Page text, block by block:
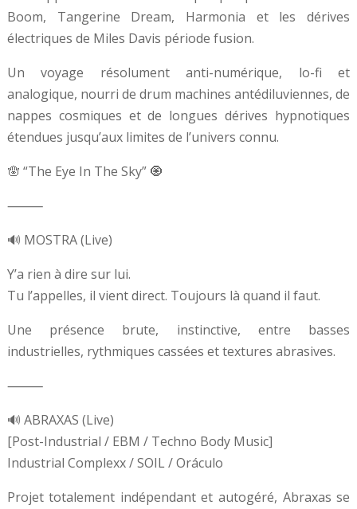
Boom, Tangerine Dream, Harmonia et les dérives
électriques de Miles Davis période fusion.
Un voyage résolument anti-numérique, lo-fi et
analogique, nourri de drum machines antédiluviennes, de
nappes cosmiques et de longues dérives hypnotiques
étendues jusqu’aux limites de l’univers connu.
🪬 “The Eye In The Sky” 🧿
⸻
🔊 MOSTRA (Live)
Y’a rien à dire sur lui.
Tu l’appelles, il vient direct. Toujours là quand il faut.
Une présence brute, instinctive, entre basses
industrielles, rythmiques cassées et textures abrasives.
⸻
🔊 ABRAXAS (Live)
[Post-Industrial / EBM / Techno Body Music]
Industrial Complexx / SOIL / Oráculo
Projet totalement indépendant et autogéré, Abraxas se